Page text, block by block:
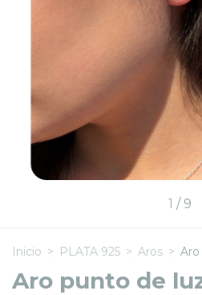
1 / 9
Inicio > PLATA 925 > Aros >
Aro punto de